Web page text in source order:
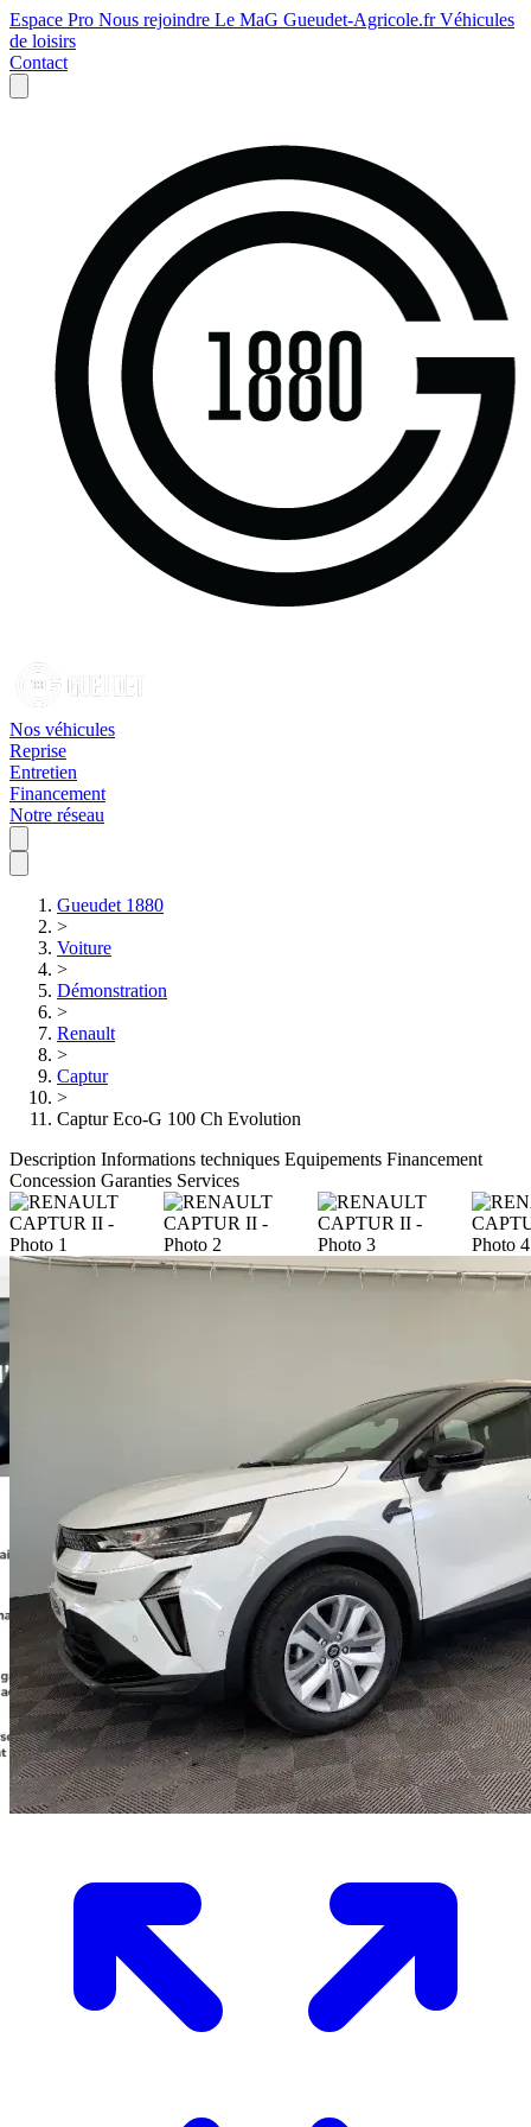
Espace Pro Nous rejoindre Le MaG Gueudet-Agricole.frVéhicules
de loisirs
Contact
Nos véhicules
Reprise
Entretien
Financement
Notre réseau
Gueudet 1880
>
Voiture
>
Démonstration
>
Renault
>
Captur
>
Captur Eco-G 100 Ch Evolution
Description Informations techniques Equipements Financement
Concession Garanties Services